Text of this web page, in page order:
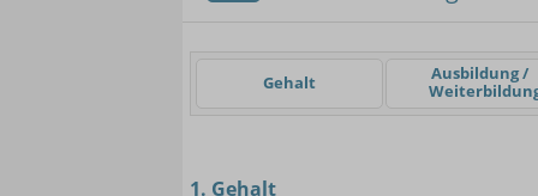
Gehalt
Ausbildung /
1. Gehalt